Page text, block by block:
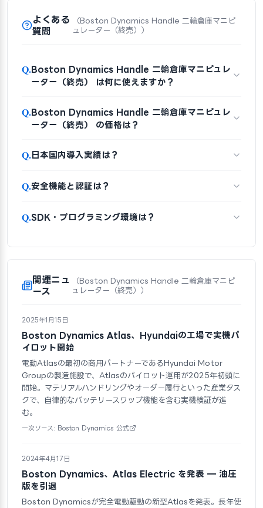
よくある
質問
（Boston Dynamics Handle 二輪倉庫マニピ
ュレーター（終売））
Q.Boston Dynamics Handle 二輪倉庫マニピュレ
ーター（終売） は何に使えますか？
Q.Boston Dynamics Handle 二輪倉庫マニピュレ
ーター（終売） の価格は？
Q.日本国内導入実績は？
Q.安全機能と認証は？
Q.SDK・プログラミング環境は？
関連ニュ
ース
（Boston Dynamics Handle 二輪倉庫マニピ
ュレーター（終売））
2025年1月15日
Boston Dynamics Atlas、Hyundaiの工場で実機パ
イロット開始
電動Atlasの最初の商用パートナーであるHyundai Motor
Groupの製造施設で、Atlasのパイロット運用が2025年初頭に
開始。マテリアルハンドリングやオーダー履行といった産業タス
クで、自律的なバッテリースワップ機能を含む実機検証が進
む。
一次ソース: Boston Dynamics 公式
2024年4月17日
Boston Dynamics、Atlas Electric を発表 — 油圧
版を引退
Boston Dynamicsが完全電動駆動の新型Atlasを発表。長年使